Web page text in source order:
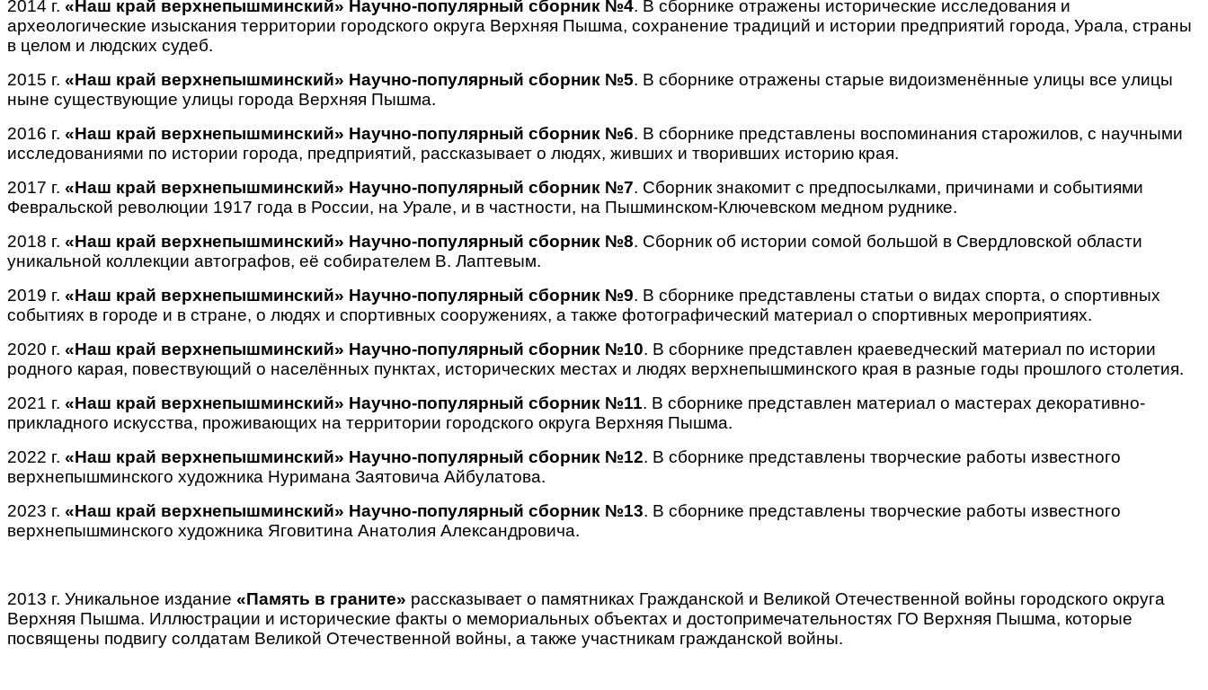
2014 г. «Наш край верхнепышминский» Научно-популярный сборник №4. В сборнике отражены исторические исследования и
археологические изыскания территории городского округа Верхняя Пышма, сохранение традиций и истории предприятий города, Урала, страны
в целом и людских судеб.
2015 г. «Наш край верхнепышминский» Научно-популярный сборник №5. В сборнике отражены старые видоизменённые улицы все улицы
ныне существующие улицы города Верхняя Пышма.
2016 г. «Наш край верхнепышминский» Научно-популярный сборник №6. В сборнике представлены воспоминания старожилов, с научными
исследованиями по истории города, предприятий, рассказывает о людях, живших и творивших историю края.
2017 г. «Наш край верхнепышминский» Научно-популярный сборник №7. Сборник знакомит с предпосылками, причинами и событиями
Февральской революции 1917 года в России, на Урале, и в частности, на Пышминском-Ключевском медном руднике.
2018 г. «Наш край верхнепышминский» Научно-популярный сборник №8. Сборник об истории сомой большой в Свердловской области
уникальной коллекции автографов, её собирателем В. Лаптевым.
2019 г. «Наш край верхнепышминский» Научно-популярный сборник №9. В сборнике представлены статьи о видах спорта, о спортивных
событиях в городе и в стране, о людях и спортивных сооружениях, а также фотографический материал о спортивных мероприятиях.
2020 г. «Наш край верхнепышминский» Научно-популярный сборник №10. В сборнике представлен краеведческий материал по истории
родного карая, повествующий о населённых пунктах, исторических местах и людях верхнепышминского края в разные годы прошлого столетия.
2021 г. «Наш край верхнепышминский» Научно-популярный сборник №11. В сборнике представлен материал о мастерах декоративно-
прикладного искусства, проживающих на территории городского округа Верхняя Пышма.
2022 г. «Наш край верхнепышминский» Научно-популярный сборник №12. В сборнике представлены творческие работы известного
верхнепышминского художника Нуримана Заятовича Айбулатова.
2023 г. «Наш край верхнепышминский» Научно-популярный сборник №13. В сборнике представлены творческие работы известного
верхнепышминского художника Яговитина Анатолия Александровича.
2013 г. Уникальное издание «Память в граните» рассказывает о памятниках Гражданской и Великой Отечественной войны городского округа
Верхняя Пышма. Иллюстрации и исторические факты о мемориальных объектах и достопримечательностях ГО Верхняя Пышма, которые
посвящены подвигу солдатам Великой Отечественной войны, а также участникам гражданской войны.